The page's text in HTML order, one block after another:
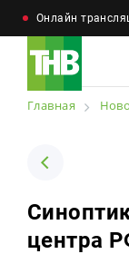
Онлайн
Новости
Для связи
Главная
центра